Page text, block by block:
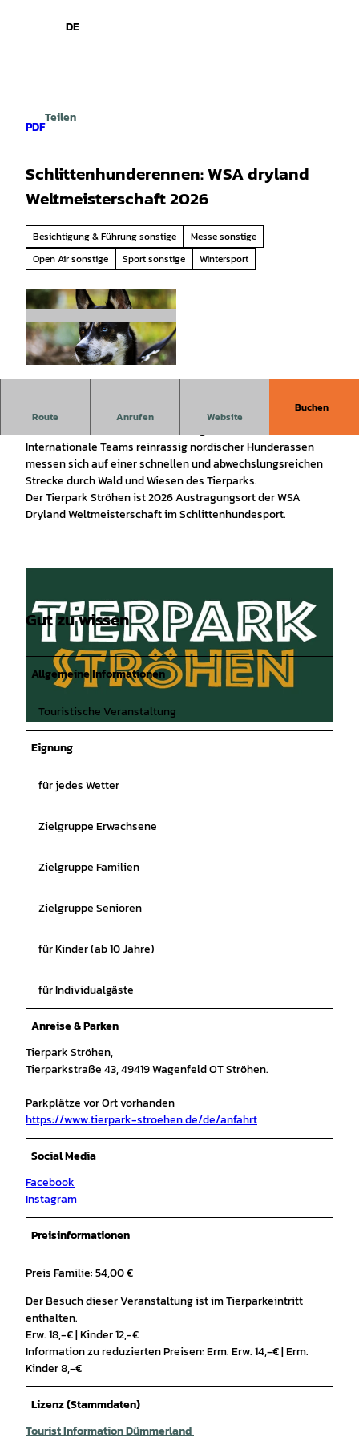
Gebärdensprache
DE
PDF
Teilen
Schlittenhunderennen: WSA dryland
Weltmeisterschaft 2026
Besichtigung & Führung sonstige
Messe sonstige
Open Air sonstige
Sport sonstige Wintersport
Route Anrufen Website
Buchen
Internationale Teams reinrassig nordischer Rassen
Internationale Teams reinrassig nordischer Hunderassen
messen sich auf einer schnellen und abwechslungsreichen
Strecke durch Wald und Wiesen des Tierparks.
Der Tierpark Ströhen ist 2026 Austragungsort der WSA
Dryland Weltmeisterschaft im Schlittenhundesport.
© Tierpark Ströhen |CC-BY-SA
Gut zu wissen
Allgemeine Informationen
Touristische Veranstaltung
Eignung
für jedes Wetter
Zielgruppe Erwachsene
Zielgruppe Familien
Zielgruppe Senioren
für Kinder (ab 10 Jahre)
für Individualgäste
Anreise & Parken
Tierpark Ströhen,
Tierparkstraße 43, 49419 Wagenfeld OT Ströhen.
Parkplätze vor Ort vorhanden
https://www.tierpark-stroehen.de/de/anfahrt
Social Media
Facebook
Instagram
Preisinformationen
Preis Familie: 54,00 €
Der Besuch dieser Veranstaltung ist im Tierparkeintritt
enthalten.
Erw. 18,-€ | Kinder 12,-€
Information zu reduzierten Preisen: Erm. Erw. 14,-€ | Erm.
Kinder 8,-€
Lizenz (Stammdaten)
Tourist Information Dümmerland